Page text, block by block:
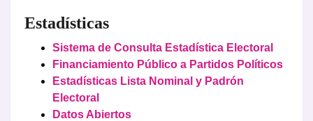
Estadísticas
Sistema de Consulta Estadística Electoral
Financiamiento Público a Partidos Políticos
Estadísticas Lista Nominal y Padrón
Electoral
Datos Abiertos